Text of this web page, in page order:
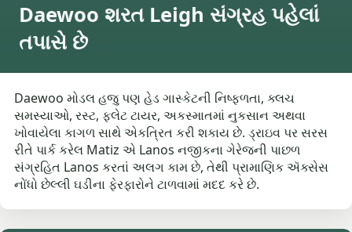
Daewoo શરત Leigh સંગ્રહ પહેલાં
તપાસે છે
Daewoo મોડલ હજુ પણ હેડ ગાસ્કેટની નિષ્ફળતા, ક્લચ
સમસ્યાઓ, રસ્ટ, ફ્લેટ ટાયર, અકસ્માતમાં નુકસાન અથવા
ખોવાયેલા કાગળ સાથે એકત્રિત કરી શકાય છે. ડ્રાઇવ પર સરસ
રીતે પાર્ક કરેલ Matiz એ Lanos નજીકના ગેરેજની પાછળ
સંગ્રહિત Lanos કરતાં અલગ કામ છે, તેથી પ્રામાણિક ઍક્સેસ
નોંધો છેલ્લી ઘડીના ફેરફારોને ટાળવામાં મદદ કરે છે.